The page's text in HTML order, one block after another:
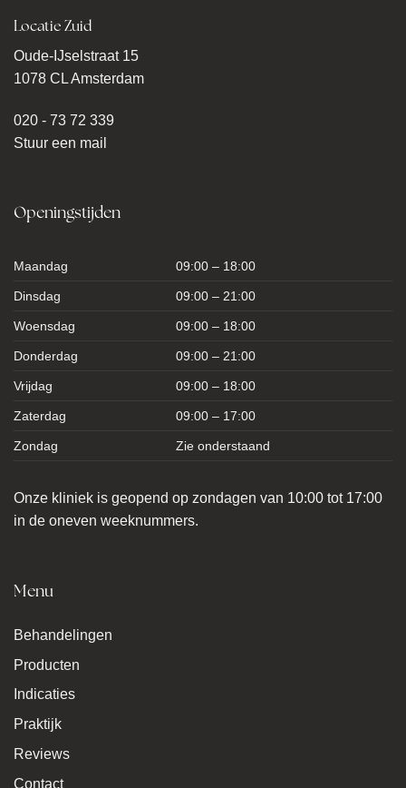
Locatie Zuid
Oude-IJselstraat 15
1078 CL Amsterdam
020 - 73 72 339
Stuur een mail
Openingstijden
Maandag 09:00 – 18:00
Dinsdag 09:00 – 21:00
Woensdag 09:00 – 18:00
Donderdag 09:00 – 21:00
Vrijdag 09:00 – 18:00
Zaterdag 09:00 – 17:00
Zondag Zie onderstaand
Onze kliniek is geopend op zondagen van 10:00 tot 17:00
in de oneven weeknummers.
Menu
Behandelingen
Producten
Indicaties
Praktijk
Reviews
Contact